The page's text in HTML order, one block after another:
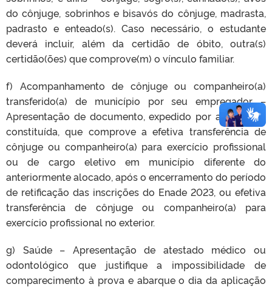
do cônjuge, sobrinhos e bisavós do cônjuge, madrasta,
padrasto e enteado(s). Caso necessário, o estudante
deverá incluir, além da certidão de óbito, outra(s)
certidão(ões) que comprove(m) o vínculo familiar.
f) Acompanhamento de cônjuge ou companheiro(a)
transferido(a) de município por seu empregador –
Apresentação de documento, expedido por autoridade
constituída, que comprove a efetiva transferência de
cônjuge ou companheiro(a) para exercício profissional
ou de cargo eletivo em município diferente do
anteriormente alocado, após o encerramento do período
de retificação das inscrições do Enade 2023, ou efetiva
transferência de cônjuge ou companheiro(a) para
exercício profissional no exterior.
g) Saúde – Apresentação de atestado médico ou
odontológico que justifique a impossibilidade de
comparecimento à prova e abarque o dia da aplicação